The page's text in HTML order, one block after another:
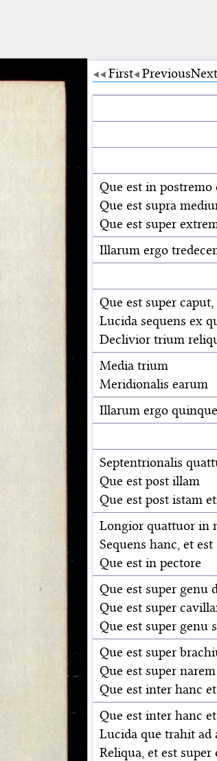
First PreviousNext
Que est in postremo
Que est supra
Que est super
Illarum ergo
Que est super
Lucida sequens ex
Declivior trium
Media trium
Meridionalis earum
Illarum ergo
Septentrionalis
Que est post illam
Que est post istam
Longior quattuor in
Sequens hanc, et
Que est in pectore
Que est super genu
Que est super
Que est super genu
Que est super
Que est super
Que est inter hanc
Que est inter hanc
Lucida que trahit ad
Reliqua, et est